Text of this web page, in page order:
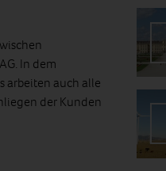
In dem
arbeiten auch alle
der Kunden